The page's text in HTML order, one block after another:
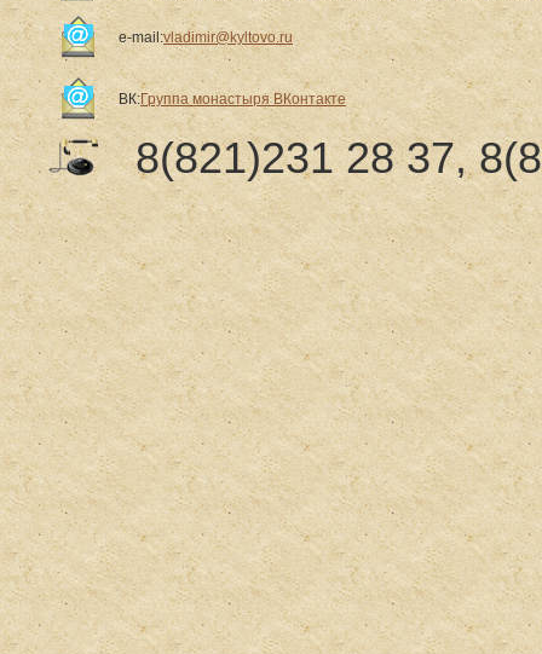
e-mail:vladimir@kyltovo.ru
ВК:Группа монастыря ВКонтакте
8(821)231 28 37,